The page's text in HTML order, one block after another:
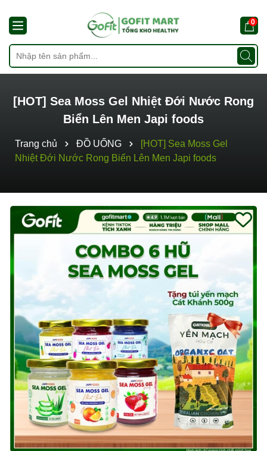
0
[HOT] Sea Moss Gel Nhiệt Đới Nước Rong
Biển Lên Men Japi foods
Trang chủ ĐỒ UỐNG
[HOT] Sea Moss Gel
Nhiệt Đới Nước Rong Biển Lên Men Japi foods
Mã giảm giá:
Ngày hết hạn:
Điều kiện: